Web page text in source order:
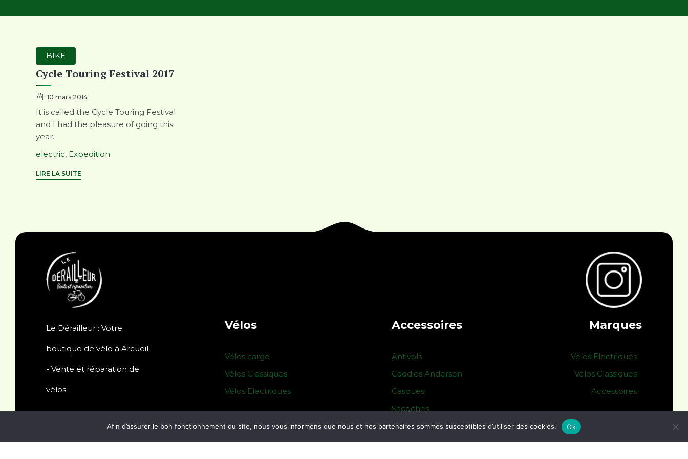
Category
BIKE
Cycle Touring Festival 2017
10 mars 2014
It is called the Cycle Touring Festival
and I had the pleasure of going this
year.
Tags
electric, Expedition
LIRE LA SUITE
Le Dérailleur : Votre
boutique de vélo à Arcueil
- Vente et réparation de
vélos.
Vélos
Vélos cargo
Vélos Classiques
Vélos Electriques
Accessoires
Antivols
Caddies Andersen
Casques
Sacoches
Marques
Vélos Electriques
Vélos Classiques
Accessoires
Conditions générales de vente
Afin d’assurer le bon fonctionnement du site, nous vous informons que nous et nos partenaires sommes susceptibles d’utiliser des cookies. Ok